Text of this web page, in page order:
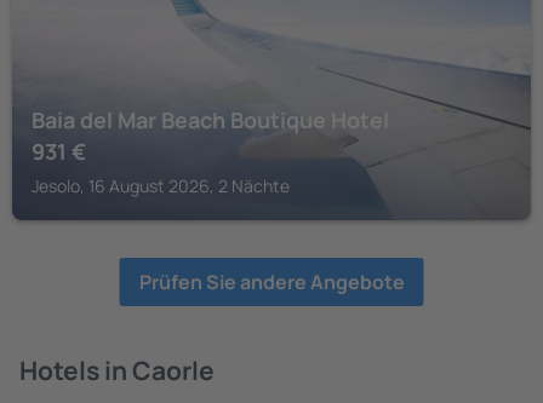
Baia del Mar Beach Boutique Hotel
931 €
Jesolo, 16 August 2026, 2 Nächte
Prüfen Sie andere Angebote
Hotels in Caorle